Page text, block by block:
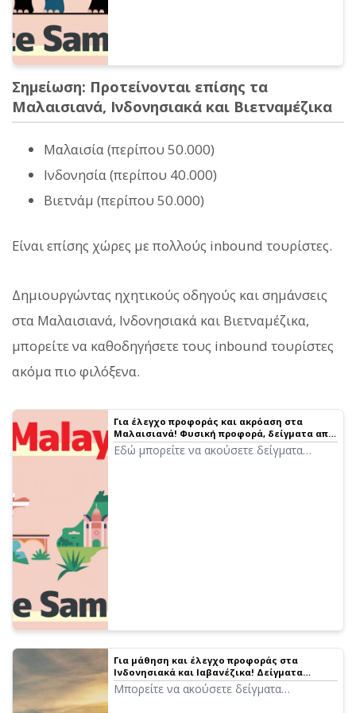
Σημείωση: Προτείνονται επίσης τα
Μαλαισιανά, Ινδονησιακά και Βιετναμέζικα
Μαλαισία (περίπου 50.000)
Ινδονησία (περίπου 40.000)
Βιετνάμ (περίπου 50.000)
Είναι επίσης χώρες με πολλούς inbound τουρίστες.
Δημιουργώντας ηχητικούς οδηγούς και σημάνσεις
στα Μαλαισιανά, Ινδονησιακά και Βιετναμέζικα,
μπορείτε να καθοδηγήσετε τους inbound τουρίστες
ακόμα πιο φιλόξενα.
Για έλεγχο προφοράς και ακρόαση στα
Μαλαισιανά! Φυσική προφορά, δείγματα από
2 τύπους ομιλητών (γυναικείες και ανδρικές
φωνές)
Εδώ μπορείτε να ακούσετε δείγματα
Για μάθηση και έλεγχο προφοράς στα
Ινδονησιακά και Ιαβανέζικα! Δείγματα
φωνής και πώς να χρησιμοποιήσετε τη
δωρεάν ανάγνωση κειμένου «Ondoku»
Μπορείτε να ακούσετε δείγματα